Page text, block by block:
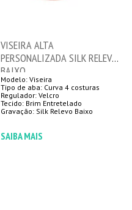
VISEIRA ALTA
PERSONALIZADA SILK RELEVO
BAIXO
Modelo: Viseira
Tipo de aba: Curva 4 costuras
Regulador: Velcro
Tecido: Brim Entretelado
Gravação: Silk Relevo Baixo
SAIBA MAIS